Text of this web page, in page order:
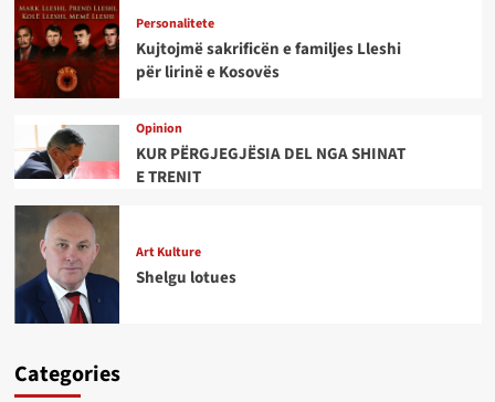
Personalitete
Kujtojmë sakrificën e familjes Lleshi
për lirinë e Kosovës
Opinion
KUR PËRGJEGJËSIA DEL NGA SHINAT
E TRENIT
Art Kulture
Shelgu lotues
Categories